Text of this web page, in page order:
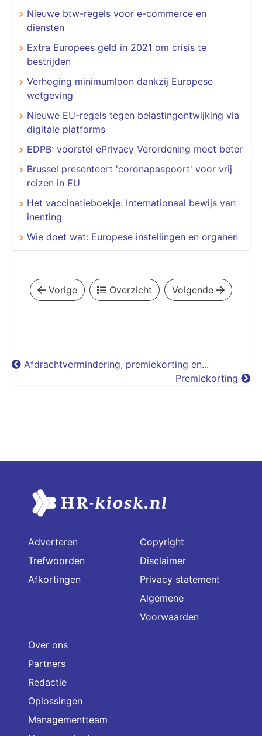
Nieuwe btw-regels voor e-commerce en
diensten
Extra Europees geld in 2021 om crisis te
bestrijden
Verhoging minimumloon dankzij Europese
wetgeving
Nieuwe EU-regels tegen belastingontwijking via
digitale platforms
EDPB: voorstel ePrivacy Verordening moet beter
Brussel presenteert 'coronapaspoort' voor vrij
reizen in EU
Het vaccinatieboekje: Internationaal bewijs van
inenting
Wie doet wat: Europese instellingen en organen
Vorige Overzicht Volgende
Afdrachtvermindering, premiekorting en...
Premiekorting
Adverteren
Trefwoorden
Afkortingen
Copyright
Disclaimer
Privacy statement
Algemene
Voorwaarden
Over ons
Partners
Redactie
Oplossingen
Managementteam